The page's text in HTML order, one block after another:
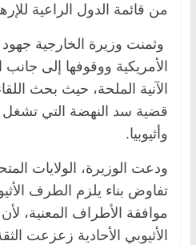
من قائمة الدول الراعية
وثمنت وزيرة الخارجية جهود
الأمريكية ووقوفها إلى
الآنية الملحة، حيث بحث
قضية سد النهضة التي
وأثيوبيا.
ودعت الوزيرة، الولايات
تفاوض بناء يلزم الطرف
موافقة الأطراف المعنية،
الأثيوبي الأحادية زعزعت